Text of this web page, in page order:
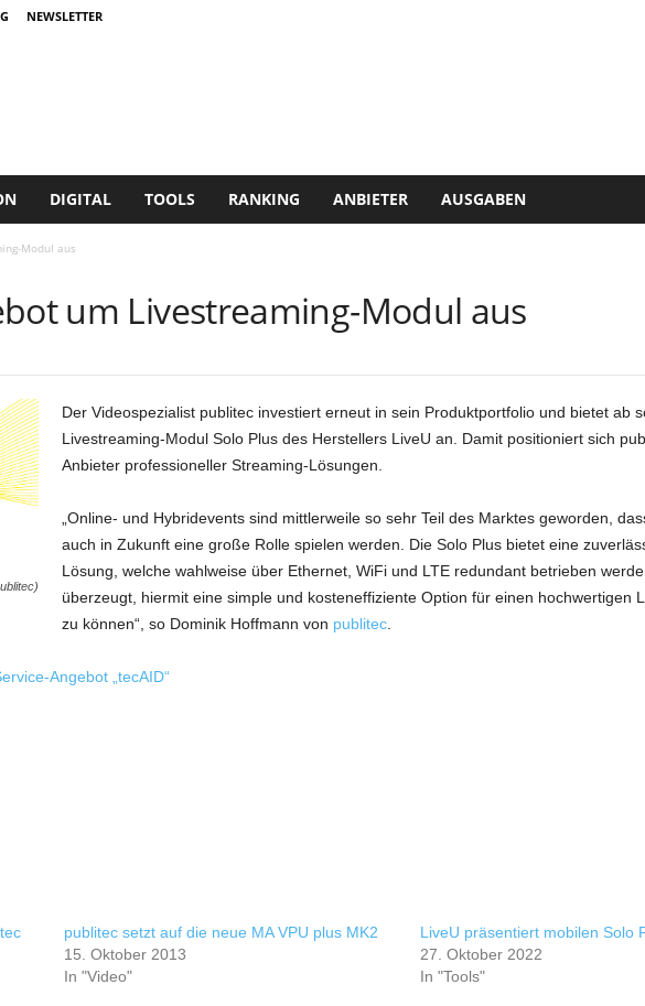
NEWSLETTER
DIGITAL TOOLS RANKING ANBIETER AUSGABEN
Modul aus
um Livestreaming-Modul aus
Der Videospezialist publitec investiert erneut in sein Produktportfolio und bietet ab
Livestreaming-Modul Solo Plus des Herstellers LiveU an. Damit positioniert sich
Anbieter professioneller Streaming-Lösungen.
„Online- und Hybridevents sind mittlerweile so sehr Teil des Marktes geworden,
auch in Zukunft eine große Rolle spielen werden. Die Solo Plus bietet eine
Lösung, welche wahlweise über Ethernet, WiFi und LTE redundant betrieben
überzeugt, hiermit eine simple und kosteneffiziente Option für einen hochwertigen
zu können“, so Dominik Hoffmann von publitec.
Angebot „tecAID“
publitec setzt auf die neue MA VPU plus MK2
15. Oktober 2013
In "Video"
LiveU präsentiert mobilen Solo
27. Oktober 2022
In "Tools"